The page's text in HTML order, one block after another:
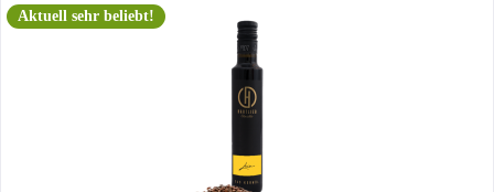
Aktuell sehr beliebt!